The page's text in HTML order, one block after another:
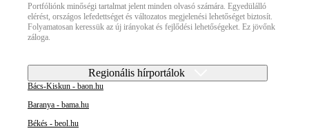
Portfóliónk minőségi tartalmat jelent minden olvasó számára. Egyedülálló
elérést, országos lefedettséget és változatos megjelenési lehetőséget biztosít.
Folyamatosan keressük az új irányokat és fejlődési lehetőségeket. Ez jövőnk
záloga.
Regionális hírportálok
Bács-Kiskun - baon.hu
Baranya - bama.hu
Békés - beol.hu